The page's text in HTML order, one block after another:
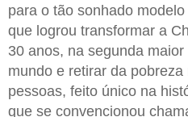
para o tão sonhado modelo
que logrou transformar a
30 anos, na segunda
mundo e retirar da
pessoas, feito único na
que se convencionou